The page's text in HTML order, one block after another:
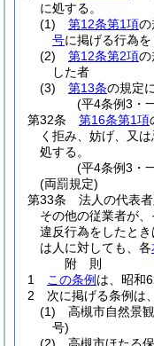
に処する。
(1)
第12条第1項の
号に掲げる行為
(2)
第12条第2項の
した者
(3)
第13条の規定
(平4条例3・
第32条
第16条第1項
く拒み、妨げ、又
処する。
(平4条例3・
(両罰規定)
第33条
法人の代表
その他の従業者が
違反行為をしたと
は人に対しても、各
附 則
1
この条例 は、昭和
2
次に掲げる条例は
(1)
高槻市自然景
号)